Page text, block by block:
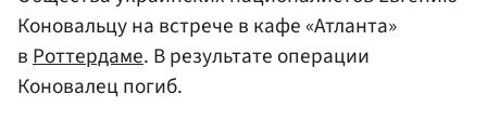
Коновальцу на встрече в кафе «Атланта»
вРоттердаме. В результате операции
Коновалец погиб.